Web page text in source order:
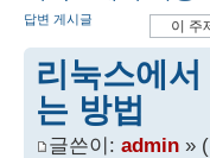
답변 게시글
리눅스에
는 방법
글쓴이: admin »